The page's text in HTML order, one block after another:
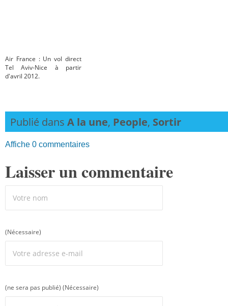
Air France : Un vol direct
Tel Aviv-Nice à partir
d'avril 2012.
Publié dans A la une, People, Sortir
Affiche 0 commentaires
Laisser un commentaire
(Nécessaire)
(ne sera pas publié) (Nécessaire)